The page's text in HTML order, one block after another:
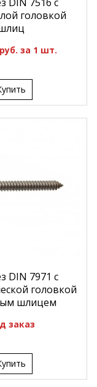
головкой
за 1 шт.
DIN 7971 с
головкой
шлицем
заказ